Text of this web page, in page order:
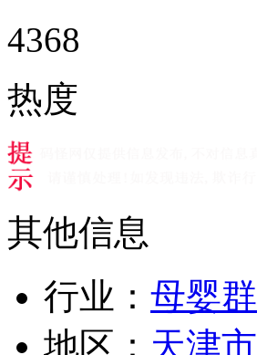
4368
热度
其他信息
行业： 母婴群
地区： 天津市